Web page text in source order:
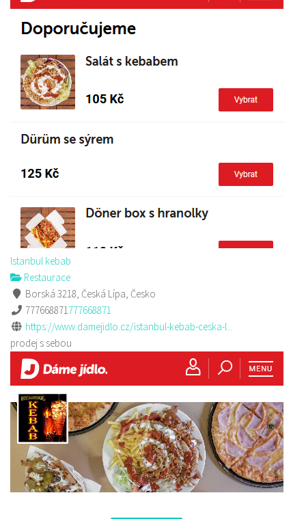
Istanbul kebab
Restaurace
Borská 3218, Česká Lípa, Česko
777668871777668871
https://www.damejidlo.cz/istanbul-kebab-ceska-l...
prodej s sebou